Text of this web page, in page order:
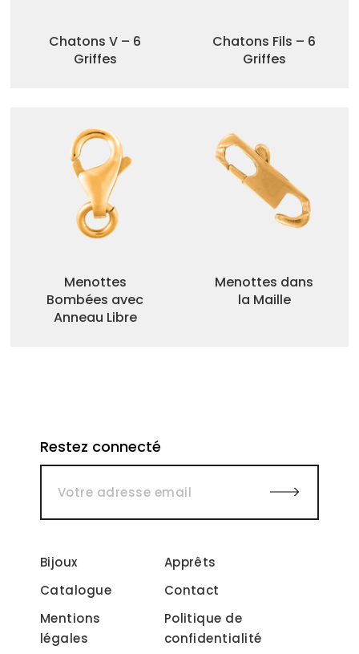
Chatons V – 6
Griffes
Chatons Fils – 6
Griffes
Menottes
Bombées avec
Anneau Libre
Menottes dans
la Maille
Restez connecté
Bijoux
Catalogue
Mentions
légales
Apprêts
Contact
Politique de
confidentialité